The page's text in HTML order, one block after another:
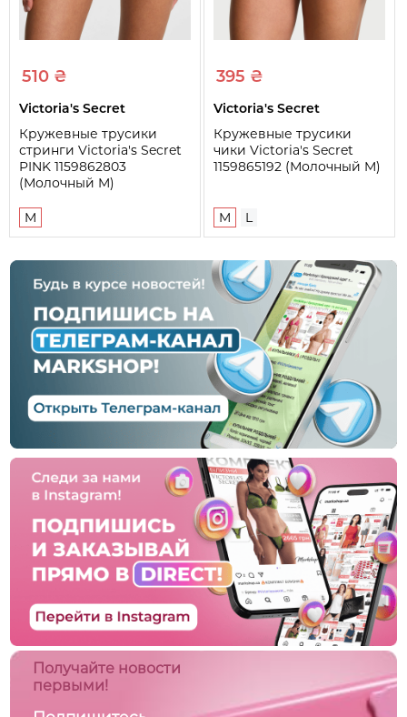
510 ₴
Victoria's Secret
Кружевные трусики
стринги Victoria's Secret
PINK 1159862803
(Молочный M)
M
395 ₴
Victoria's Secret
Кружевные трусики
чики Victoria's Secret
1159865192 (Молочный M)
M L
Получайте новости
первыми!